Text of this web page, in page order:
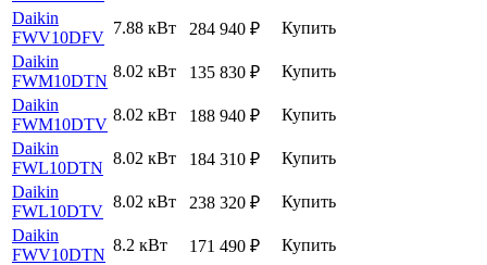
Daikin
FWV10DFV
7.88 кВт 284 940 ₽
Купить
Daikin
FWM10DTN
8.02 кВт 135 830 ₽
Купить
Daikin
FWM10DTV
8.02 кВт 188 940 ₽
Купить
Daikin
FWL10DTN
8.02 кВт 184 310 ₽
Купить
Daikin
FWL10DTV
8.02 кВт 238 320 ₽
Купить
Daikin
FWV10DTN
8.2 кВт 171 490 ₽
Купить